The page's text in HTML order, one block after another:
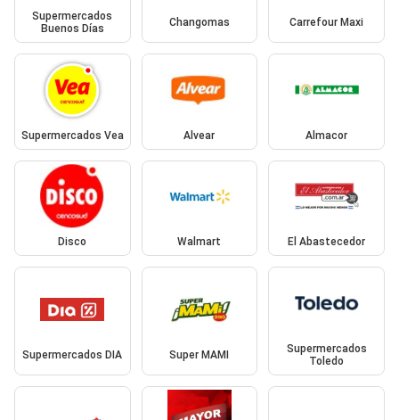
Supermercados
Buenos Días
Changomas Carrefour Maxi
Supermercados Vea Alvear Almacor
Disco Walmart El Abastecedor
Supermercados DIA Super MAMI
Supermercados
Toledo